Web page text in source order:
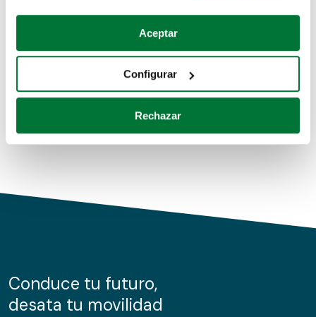
Si lo permite, también quisiéramos:
Recopilar información sobre su ubicación geográfica
Identificar su dispositivo analizándolo activamente
para buscar características específicas (huellas
Obtenga más información sobre cómo se procesan sus
de cookies.
información sobre el uso que haga del sitio web con
nuestros partners de redes sociales, publicidad y análisis
Aceptar
Configurar
Rechazar
Coches de segunda mano
Coches de km0
Conduce tu futuro,
desata tu movilidad